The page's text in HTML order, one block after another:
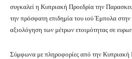
συγκαλεί η Κυπριακή Προεδρία την
την πρόσφατη επιδημία του ιού Έμπολα
αξιολόγηση των μέτρων ετοιμότητας σε
Σύμφωνα με πληροφορίες από την Κυπριακή